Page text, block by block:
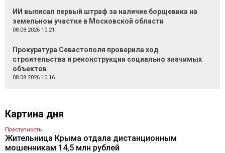
ИИ выписал первый штраф за наличие борщевика на
земельном участке в Московской области
08.08.2026 10:21
Прокуратура Севастополя проверила ход
строительства и реконструкции социально значимых
объектов
08.08.2026 10:16
Картина дня
Преступность
Жительница Крыма отдала дистанционным
мошенникам 14,5 млн рублей